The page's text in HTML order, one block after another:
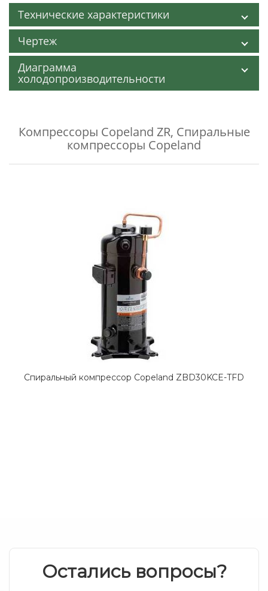
Технические характеристики
Чертеж
Диаграмма
холодопроизводительности
Компрессоры Copeland ZR, Спиральные
компрессоры Copeland
Спиральный компрессор Copeland ZBD30KCE-TFD
Остались вопросы?